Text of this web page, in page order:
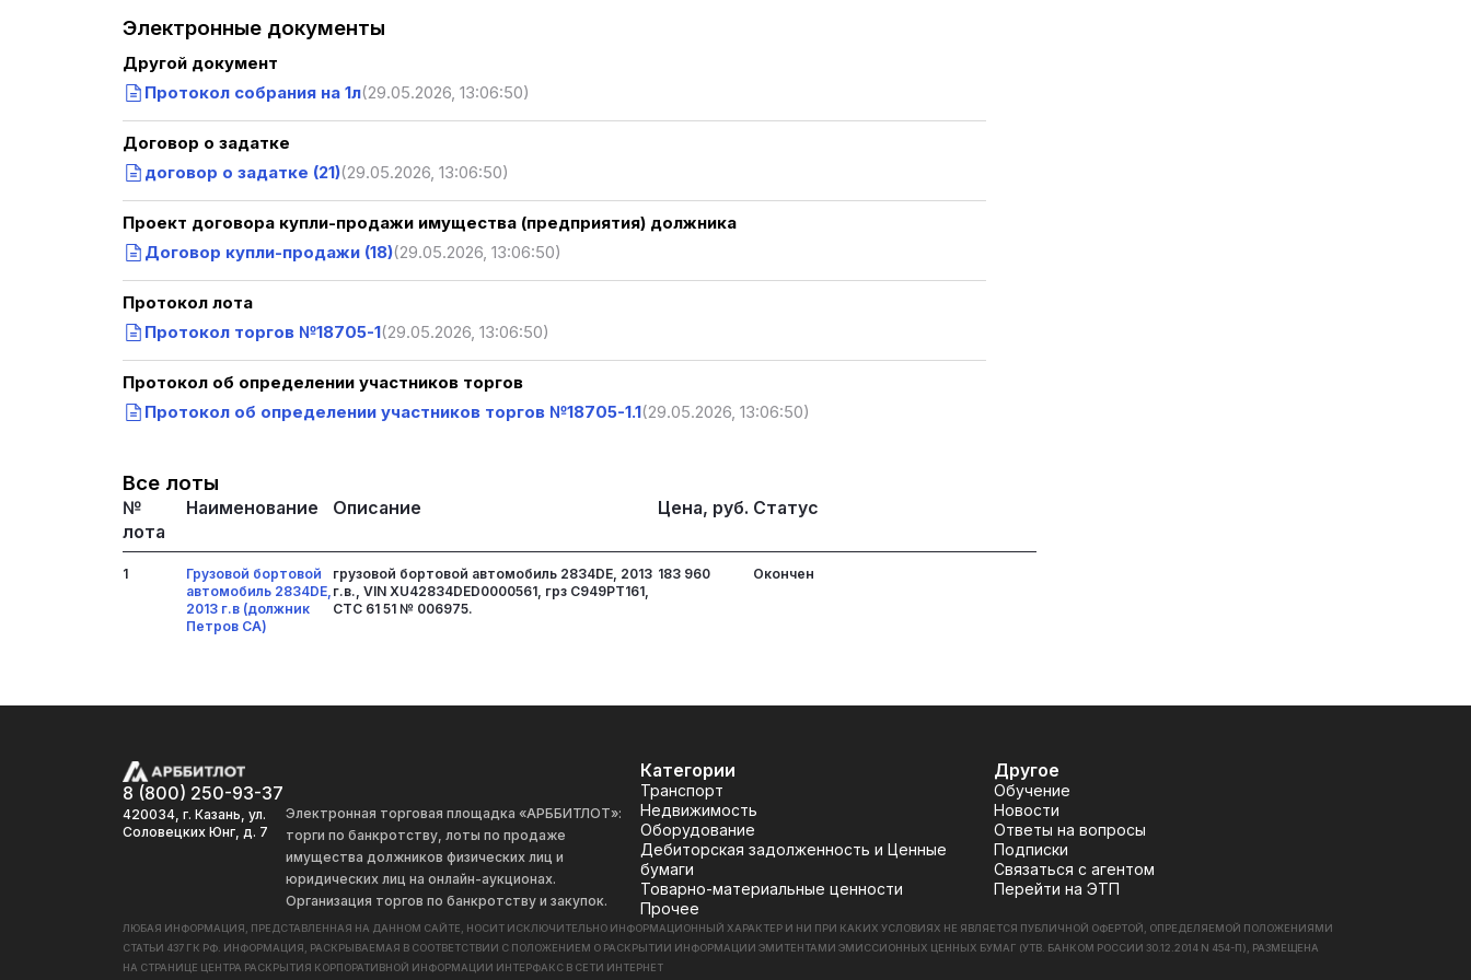
Электронные документы
Другой документ
Протокол собрания на 1л(29.05.2026, 13:06:50)
Договор о задатке
договор о задатке (21)(29.05.2026, 13:06:50)
Проект договора купли-продажи имущества (предприятия) должника
Договор купли-продажи (18)(29.05.2026, 13:06:50)
Протокол лота
Протокол торгов №18705-1(29.05.2026, 13:06:50)
Протокол об определении участников торгов
Протокол об определении участников торгов №18705-1.1(29.05.2026, 13:06:50)
Все лоты
№
лота
Наименование Описание Цена, руб. Статус
1
Грузовой бортовой
автомобиль 2834DE,
2013 г.в (должник
Петров СА)
грузовой бортовой автомобиль 2834DE, 2013
г.в., VIN XU42834DED0000561, грз С949РТ161,
СТС 61 51 № 006975.
183 960 Окончен
8 (800) 250-93-37
420034, г. Казань, ул.
Соловецких Юнг, д. 7
Электронная торговая площадка «АРББИТЛОТ»:
торги по банкротству, лоты по продаже
имущества должников физических лиц и
юридических лиц на онлайн-аукционах.
Организация торгов по банкротству и закупок.
Категории
Транспорт
Недвижимость
Оборудование
Дебиторская задолженность и Ценные
бумаги
Товарно-материальные ценности
Прочее
Другое
Обучение
Новости
Ответы на вопросы
Подписки
Связаться с агентом
Перейти на ЭТП
ЛЮБАЯ ИНФОРМАЦИЯ, ПРЕДСТАВЛЕННАЯ НА ДАННОМ САЙТЕ, НОСИТ ИСКЛЮЧИТЕЛЬНО ИНФОРМАЦИОННЫЙ ХАРАКТЕР И НИ ПРИ КАКИХ УСЛОВИЯХ НЕ ЯВЛЯЕТСЯ ПУБЛИЧНОЙ ОФЕРТОЙ, ОПРЕДЕЛЯЕМОЙ ПОЛОЖЕНИЯМИ
СТАТЬИ 437 ГК РФ. ИНФОРМАЦИЯ, РАСКРЫВАЕМАЯ В СООТВЕТСТВИИ С ПОЛОЖЕНИЕМ О РАСКРЫТИИ ИНФОРМАЦИИ ЭМИТЕНТАМИ ЭМИССИОННЫХ ЦЕННЫХ БУМАГ (УТВ. БАНКОМ РОССИИ 30.12.2014 N 454-П), РАЗМЕЩЕНА
НА СТРАНИЦЕ ЦЕНТРА РАСКРЫТИЯ КОРПОРАТИВНОЙ ИНФОРМАЦИИ ИНТЕРФАКС В СЕТИ ИНТЕРНЕТ